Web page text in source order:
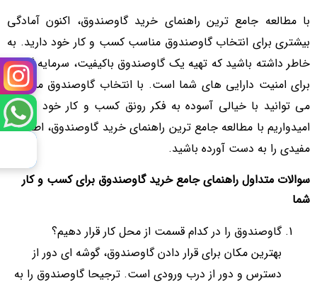
با مطالعه جامع ترین راهنمای خرید گاوصندوق، اکنون آمادگی
بیشتری برای انتخاب گاوصندوق مناسب کسب و کار خود دارید. به
خاطر داشته باشید که تهیه یک گاوصندوق باکیفیت، سرمایه گذاری
برای امنیت دارایی های شما است. با انتخاب گاوصندوق مناسب،
می توانید با خیالی آسوده به فکر رونق کسب و کار خود باشید.
امیدواریم با مطالعه جامع ترین راهنمای خرید گاوصندوق، اطلاعات
مفیدی را به دست آورده باشید.
سوالات متداول راهنمای جامع خرید گاوصندوق برای کسب و کار
شما
گاوصندوق را در کدام قسمت از محل کار قرار دهیم؟
بهترین مکان برای قرار دادن گاوصندوق، گوشه ای دور از
دسترس و دور از درب ورودی است. ترجیحا گاوصندوق را به